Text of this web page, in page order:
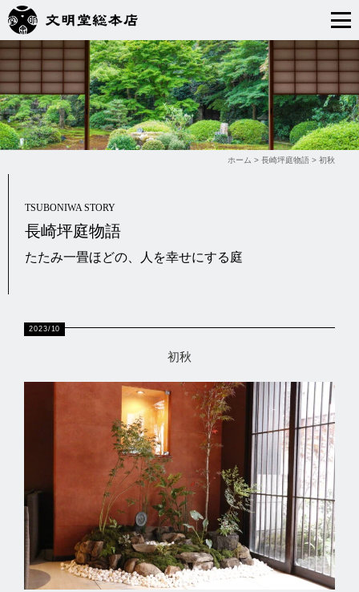
ホーム > 長崎坪庭物語 > 初秋
TSUBONIWA STORY
長崎坪庭物語
たたみ一畳ほどの、人を幸せにする庭
2023/10
初秋